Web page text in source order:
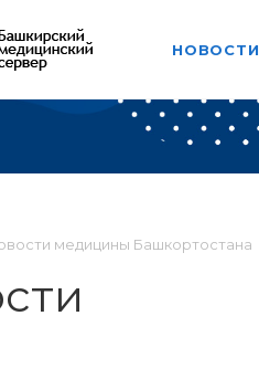
НОВОСТИ
медицины Башкортостана